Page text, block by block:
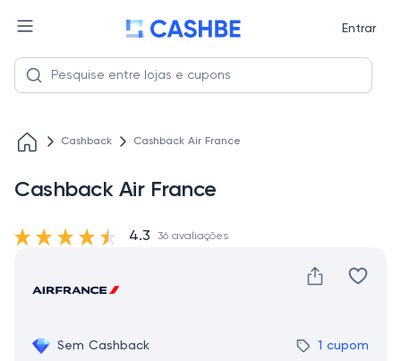
Entrar
Cashback Cashback Air France
Cashback Air France
Sem Cashback 1 cupom
4.3 36 avaliações